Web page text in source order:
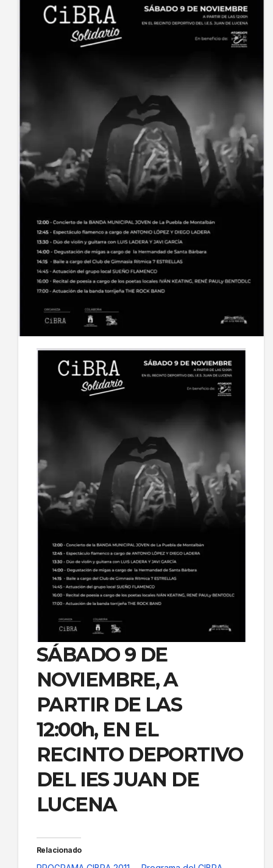
SÁBADO 9 DE
NOVIEMBRE, A
PARTIR DE LAS
12:00h, EN EL
RECINTO DEPORTIVO
DEL IES JUAN DE
LUCENA
Relacionado